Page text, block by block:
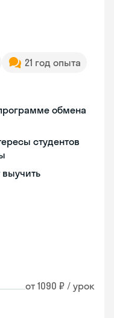
21 год опыта
обмена
студентов
от 1090 ₽ / урок